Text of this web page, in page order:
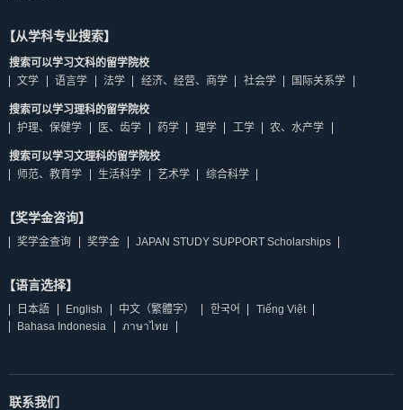
【从学科专业搜索】
搜索可以学习文科的留学院校
文学
语言学 法学 经济、经营、商学 社会学 国际关系学
搜索可以学习理科的留学院校
护理、保健学
医、齿学 药学 理学 工学 农、水产学
搜索可以学习文理科的留学院校
师范、教育学
生活科学 艺术学 综合科学
【奖学金咨询】
奖学金查询 奖学金 JAPAN STUDY SUPPORT Scholarships
【语言选择】
日本語 English 中文（繁體字） 한국어
Tiếng Việt
Bahasa Indonesia
ภาษาไทย
联系我们